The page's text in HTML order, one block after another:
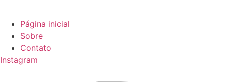
Página inicial
Sobre
Contato
Instagram